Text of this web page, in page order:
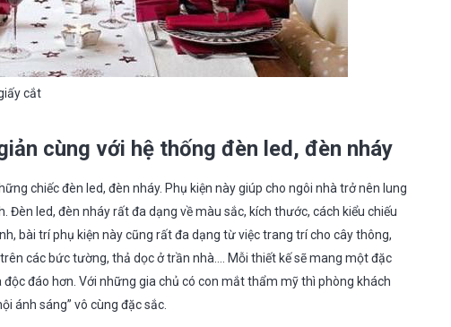
cắt
cùng với hệ thống đèn led, đèn nháy
chiếc đèn led, đèn nháy. Phụ kiện này giúp cho ngôi nhà trở nên lung
Đèn led, đèn nháy rất đa dạng về màu sắc, kích thước, cách kiểu chiếu
bài trí phụ kiện này cũng rất đa dạng từ việc trang trí cho cây thông,
các bức tường, thả dọc ở trần nhà…. Mỗi thiết kế sẽ mang một đặc
đáo hơn. Với những gia chủ có con mắt thẩm mỹ thì phòng khách
ánh sáng” vô cùng đặc sắc.